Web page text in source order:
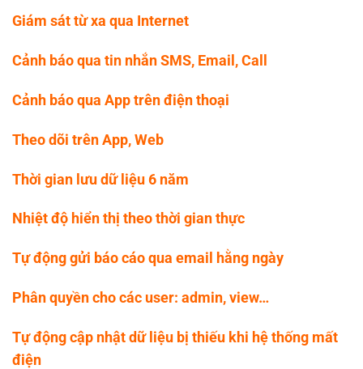
Giám sát từ xa qua Internet
Cảnh báo qua tin nhắn SMS, Email, Call
Cảnh báo qua App trên điện thoại
Theo dõi trên App, Web
Thời gian lưu dữ liệu 6 năm
Nhiệt độ hiển thị theo thời gian thực
Tự động gửi báo cáo qua email hằng ngày
Phân quyền cho các user: admin, view…
Tự động cập nhật dữ liệu bị thiếu khi hệ thống mất
điện